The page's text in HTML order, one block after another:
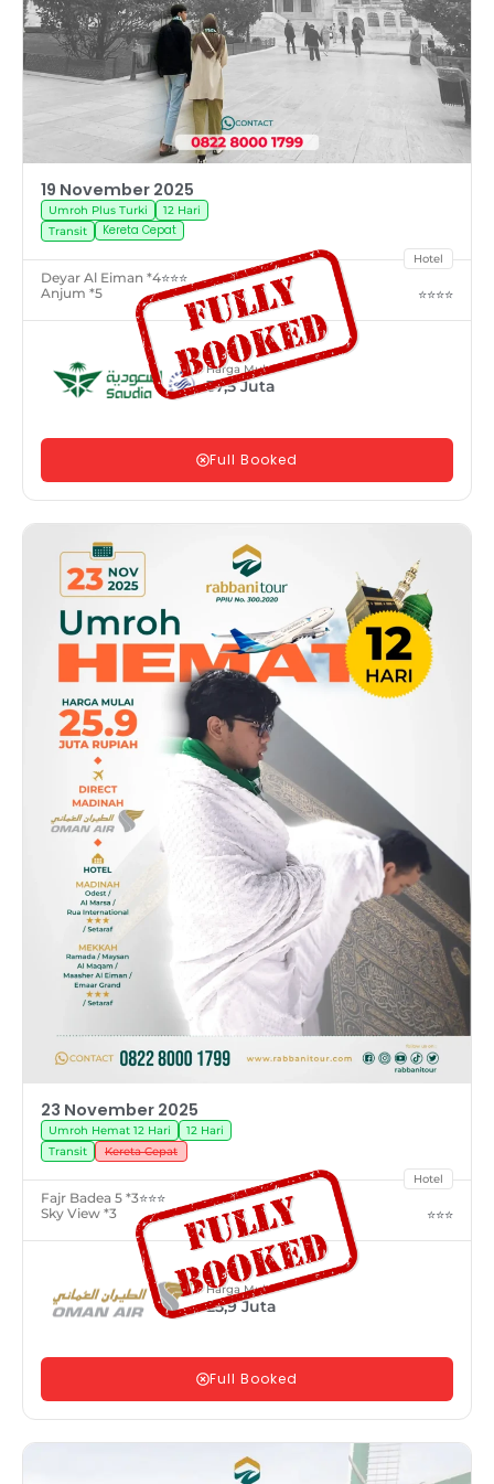
19 November 2025
Umroh Plus Turki
12 Hari
Transit
Kereta Cepat
Hotel
Deyar Al Eiman *4⭐⭐⭐
Anjum *5
⭐⭐⭐⭐
Harga Mulai
37,5Juta
Full Booked
23 November 2025
Umroh Hemat 12 Hari
12 Hari
Transit
Kereta Cepat
Hotel
Fajr Badea 5 *3⭐⭐⭐
Sky View *3
⭐⭐⭐
Harga Mulai
25,9Juta
Full Booked